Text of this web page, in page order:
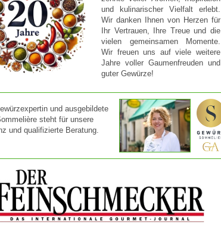
und kulinarischer Vielfalt erlebt.
Wir danken Ihnen von Herzen für
Ihr Vertrauen, Ihre Treue und die
vielen gemeinsamen Momente.
Wir freuen uns auf viele weitere
Jahre voller Gaumenfreuden und
guter Gewürze!
und ausgebildete
steht für unsere
und qualifizierte Beratung.